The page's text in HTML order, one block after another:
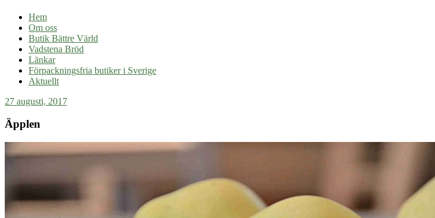
Hem
Om oss
Butik Bättre Värld
Vadstena Bröd
Länkar
Förpackningsfria butiker i Sverige
Aktuellt
27 augusti, 2017
Äpplen